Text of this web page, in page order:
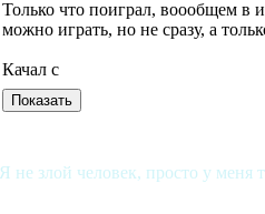
Только что поиграл, воообщем в
можно играть, но не сразу, а
Качал с
Я не злой человек, просто у меня